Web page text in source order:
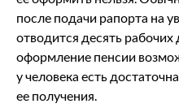
после подачи рапорта на
отводится десять
оформление пенсии
у человека есть
ее получения.